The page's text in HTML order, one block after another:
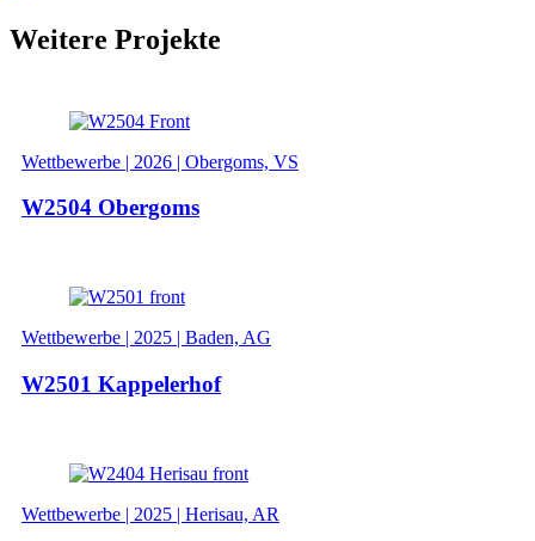
Weitere Projekte
Wettbewerbe | 2026 | Obergoms, VS
W2504 Obergoms
Wettbewerbe | 2025 | Baden, AG
W2501 Kappelerhof
Wettbewerbe | 2025 | Herisau, AR